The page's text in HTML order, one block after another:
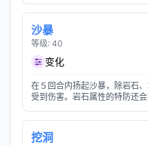
沙暴
等级: 40
变化
在５回合内扬起沙暴，除岩石
受到伤害。岩石属性的特防还会
挖洞